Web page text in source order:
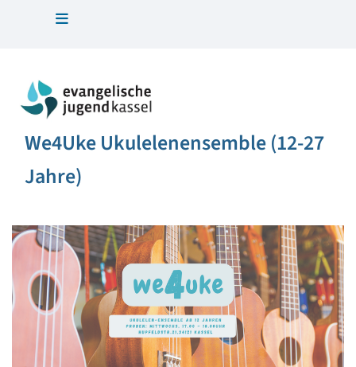
We4Uke Ukulelenensemble (12-27
Jahre)